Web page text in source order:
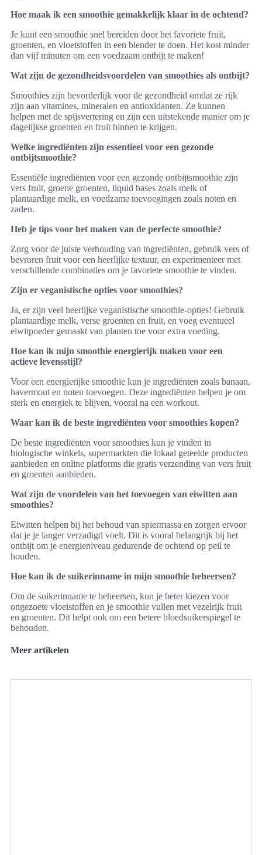
Hoe maak ik een smoothie gemakkelijk klaar in de ochtend?
Je kunt een smoothie snel bereiden door het favoriete fruit,
groenten, en vloeistoffen in een blender te doen. Het kost minder
dan vijf minuten om een voedzaam ontbijt te maken!
Wat zijn de gezondheidsvoordelen van smoothies als ontbijt?
Smoothies zijn bevorderlijk voor de gezondheid omdat ze rijk
zijn aan vitamines, mineralen en antioxidanten. Ze kunnen
helpen met de spijsvertering en zijn een uitstekende manier om je
dagelijkse groenten en fruit binnen te krijgen.
Welke ingrediënten zijn essentieel voor een gezonde
ontbijtsmoothie?
Essentiële ingrediënten voor een gezonde ontbijtsmoothie zijn
vers fruit, groene groenten, liquid bases zoals melk of
plantaardige melk, en voedzame toevoegingen zoals noten en
zaden.
Heb je tips voor het maken van de perfecte smoothie?
Zorg voor de juiste verhouding van ingrediënten, gebruik vers of
bevroren fruit voor een heerlijke textuur, en experimenteer met
verschillende combinaties om je favoriete smoothie te vinden.
Zijn er veganistische opties voor smoothies?
Ja, er zijn veel heerlijke veganistische smoothie-opties! Gebruik
plantaardige melk, verse groenten en fruit, en voeg eventueel
eiwitpoeder gemaakt van planten toe voor extra voeding.
Hoe kan ik mijn smoothie energierijk maken voor een
actieve levensstijl?
Voor een energierijke smoothie kun je ingrediënten zoals banaan,
havermout en noten toevoegen. Deze ingrediënten helpen je om
sterk en energiek te blijven, vooral na een workout.
Waar kan ik de beste ingrediënten voor smoothies kopen?
De beste ingrediënten voor smoothies kun je vinden in
biologische winkels, supermarkten die lokaal geteelde producten
aanbieden en online platforms die gratis verzending van vers fruit
en groenten aanbieden.
Wat zijn de voordelen van het toevoegen van eiwitten aan
smoothies?
Eiwitten helpen bij het behoud van spiermassa en zorgen ervoor
dat je je langer verzadigd voelt. Dit is vooral belangrijk bij het
ontbijt om je energieniveau gedurende de ochtend op peil te
houden.
Hoe kan ik de suikerinname in mijn smoothie beheersen?
Om de suikerinname te beheersen, kun je beter kiezen voor
ongezoete vloeistoffen en je smoothie vullen met vezelrijk fruit
en groenten. Dit helpt ook om een betere bloedsuikerspiegel te
behouden.
Meer artikelen